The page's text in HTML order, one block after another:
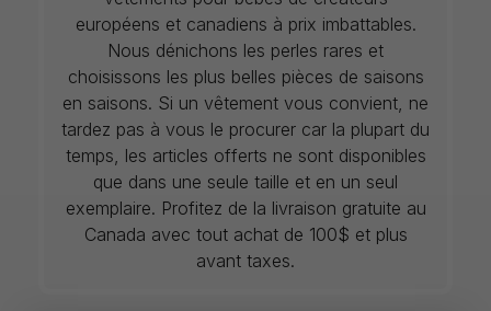
européens et canadiens à prix imbattables.
Nous dénichons les perles rares et
choisissons les plus belles pièces de saisons
en saisons. Si un vêtement vous convient, ne
tardez pas à vous le procurer car la plupart du
temps, les articles offerts ne sont disponibles
que dans une seule taille et en un seul
exemplaire. Profitez de la livraison gratuite au
Canada avec tout achat de 100$ et plus
avant taxes.